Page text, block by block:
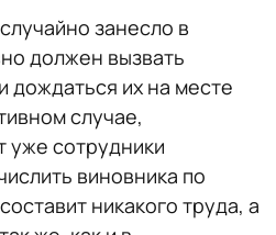
занесло в
должен вызвать
дождаться их на месте
случае,
уже сотрудники
виновника по
никакого труда, а